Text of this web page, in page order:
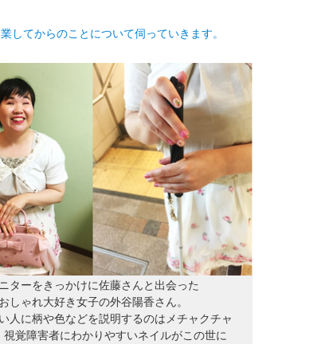
してからのことについて伺っていきます。
ターをきっかけに佐藤さんと出会った
おしゃれ大好き女子の外谷陽香さん。
い人に柄や色などを説明するのはメチャクチャ
視覚障害者にわかりやすいネイルがこの世に